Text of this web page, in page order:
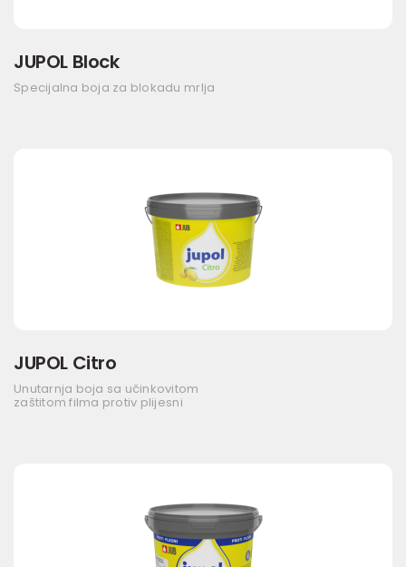
JUPOL Block
Specijalna boja za blokadu mrlja
JUPOL Citro
Unutarnja boja sa učinkovitom
zaštitom filma protiv plijesni